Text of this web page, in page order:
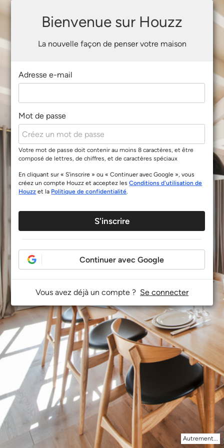
Autrement...
Bienvenue sur Houzz
La nouvelle façon de penser votre maison
Adresse e-mail
Mot de passe
Votre mot de passe doit contenir au moins 8 caractères, et être
composé de lettres, de chiffres, et de caractères spéciaux
En cliquant sur « S'inscrire » ou « Continuer avec Google », vous
créez un compte Houzz et acceptez lesConditions d'utilisation de
Houzz et la Politique de confidentialité.
S'inscrire
Continuer avec Google
Vous avez déjà un compte ? Se connecter